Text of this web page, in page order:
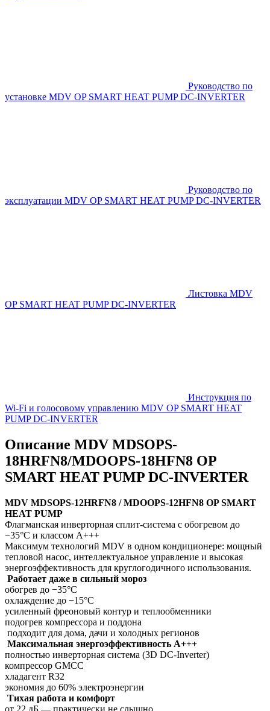
Руководство по
установке MDV OP SMART HEAT PUMP DC-INVERTER
Руководство по
эксплуатации MDV OP SMART HEAT PUMP DC-INVERTER
Листовка MDV
OP SMART HEAT PUMP DC-INVERTER
Инструкция по
Wi-Fi и голосовому управлению MDV OP SMART HEAT
PUMP DC-INVERTER
Описание MDV MDSOPS-
18HRFN8/MDOOPS-18HFN8 OP
SMART HEAT PUMP DC-INVERTER
MDV MDSOPS-12HRFN8 / MDOOPS-12HFN8 OP SMART
HEAT PUMP
Флагманская инверторная сплит-система с обогревом до
−35°C и классом A+++
Максимум технологий MDV в одном кондиционере: мощный
тепловой насос, интеллектуальное управление и высокая
энергоэффективность для круглогодичного использования.
Работает даже в сильный мороз
обогрев до −35°C
охлаждение до −15°C
усиленный фреоновый контур и теплообменники
подогрев компрессора и поддона
подходит для дома, дачи и холодных регионов
Максимальная энергоэффективность A+++
полностью инверторная система (3D DC-Inverter)
компрессор GMCC
хладагент R32
экономия до 60% электроэнергии
Тихая работа и комфорт
от 22 дБ — практически не слышно